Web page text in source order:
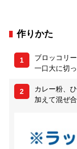
作りかた
1
ブロッコリ
一口大に切
2
カレー粉、
加えて混ぜ